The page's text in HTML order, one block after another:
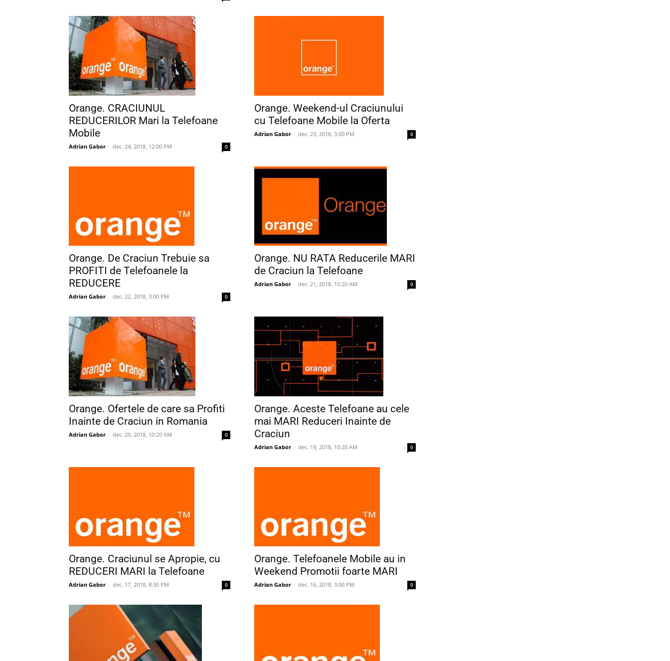
Orange. CRACIUNUL
REDUCERILOR Mari la Telefoane
Mobile
Adrian Gabor - dec. 24, 2018, 12:00 PM 0
Orange. Weekend-ul Craciunului
cu Telefoane Mobile la Oferta
Adrian Gabor - dec. 23, 2018, 3:00 PM 0
Orange. De Craciun Trebuie sa
PROFITI de Telefoanele la
REDUCERE
Adrian Gabor - dec. 22, 2018, 3:00 PM 0
Orange. NU RATA Reducerile MARI
de Craciun la Telefoane
Adrian Gabor - dec. 21, 2018, 10:20 AM 0
Orange. Ofertele de care sa Profiti
Inainte de Craciun in Romania
Adrian Gabor - dec. 20, 2018, 10:20 AM 0
Orange. Aceste Telefoane au cele
mai MARI Reduceri Inainte de
Craciun
Adrian Gabor - dec. 19, 2018, 10:20 AM 0
Orange. Craciunul se Apropie, cu
REDUCERI MARI la Telefoane
Adrian Gabor - dec. 17, 2018, 8:30 PM 0
Orange. Telefoanele Mobile au in
Weekend Promotii foarte MARI
Adrian Gabor - dec. 16, 2018, 3:00 PM 0